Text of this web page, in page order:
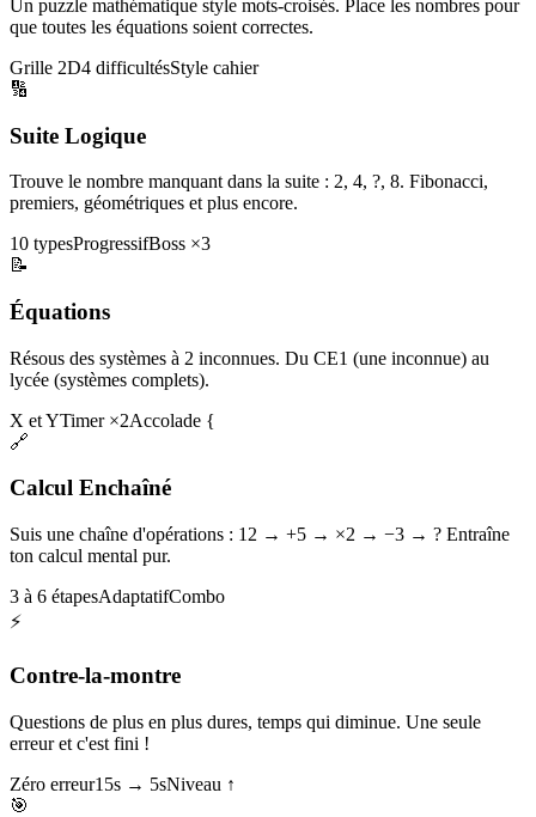
Un puzzle mathématique style mots-croisés. Place les nombres pour
que toutes les équations soient correctes.
Grille 2D4 difficultésStyle cahier
🔢
Suite Logique
Trouve le nombre manquant dans la suite : 2, 4, ?, 8. Fibonacci,
premiers, géométriques et plus encore.
10 typesProgressifBoss ×3
📝
Équations
Résous des systèmes à 2 inconnues. Du CE1 (une inconnue) au
lycée (systèmes complets).
X et YTimer ×2Accolade {
🔗
Calcul Enchaîné
Suis une chaîne d'opérations : 12 → +5 → ×2 → −3 → ? Entraîne
ton calcul mental pur.
3 à 6 étapesAdaptatifCombo
⚡
Contre-la-montre
Questions de plus en plus dures, temps qui diminue. Une seule
erreur et c'est fini !
Zéro erreur15s → 5sNiveau ↑
🎯